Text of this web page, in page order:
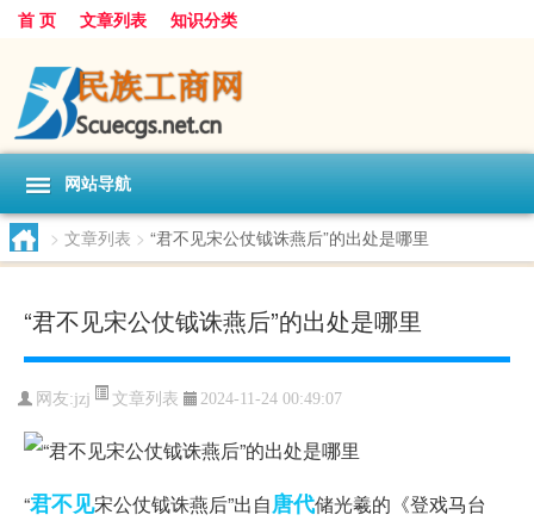
首 页 文章列表 知识分类
网站导航
> 文章列表 > “君不见宋公仗钺诛燕后”的出处是哪里
“君不见宋公仗钺诛燕后”的出处是哪里
网友:jzj 文章列表 2024-11-24 00:49:07
“君不见宋公仗钺诛燕后”出自唐代储光羲的《登戏马台